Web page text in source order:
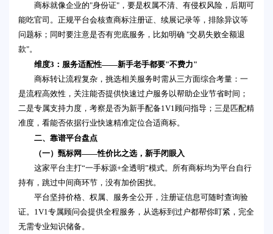
商标就像企业的"身份证"，要是权属不清、有侵权风险，后期可
能吃官司。正规平台会核查商标注册证、续展记录等，排除异议等
问题标；同时要注意是否有兜底服务，比如明确 "交易失败全额退
款"。
维度3：服务适配性——新手老手都要"不费力"
商标转让流程复杂，挑选相关服务时需从三方面综合考量：一
是流程高效性，关注能否提供快速过户服务以帮助企业节省时间；
二是专属支持力度，考察是否为新手配备1V1顾问指导；三是匹配精
准度，看能否依据行业快速精准定位合适商标。
二、靠谱平台盘点
（一）甄标网——性价比之选，新手闭眼入
这家平台主打“一手标源+全透明”模式。所有商标均为平台自行
持有，跳过中间商环节，没有加价困扰。
平台坚持价格、权属、服务全公开，注册证信息可随时查询验
证。1V1专属顾问会提供全程服务，从选标到过户都帮你盯紧，完全
无需专业知识储备。